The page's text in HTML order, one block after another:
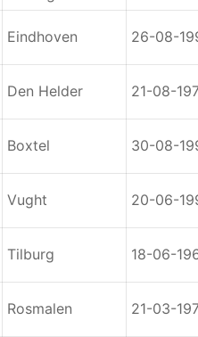
Eindhoven 26-08-
Den Helder 21-08-
Boxtel 30-08-
Vught 20-06-
Tilburg 18-06-
Rosmalen 21-03-